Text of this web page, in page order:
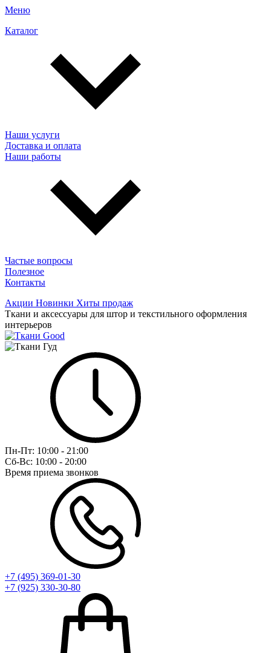
Меню
Каталог
Наши услуги
Доставка и оплата
Наши работы
Частые вопросы
Полезное
Контакты
Акции Новинки Хиты продаж
Ткани и аксессуары для штор и текстильного оформления
интерьеров
Пн-Пт: 10:00 - 21:00
Сб-Вс: 10:00 - 20:00
Время приема звонков
+7 (495) 369-01-30
+7 (925) 330-30-80